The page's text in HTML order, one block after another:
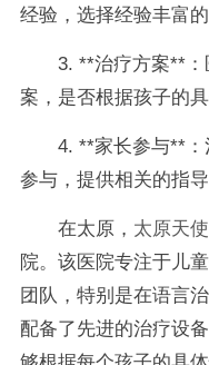
经验，选择经验丰富
3. **治疗方案**
案，是否根据孩子的
4. **家长参与**
参与，提供相关的指导
在太原， 太原天
院。该医院专注于儿
团队，特别是在语言
配备了先进的治疗设